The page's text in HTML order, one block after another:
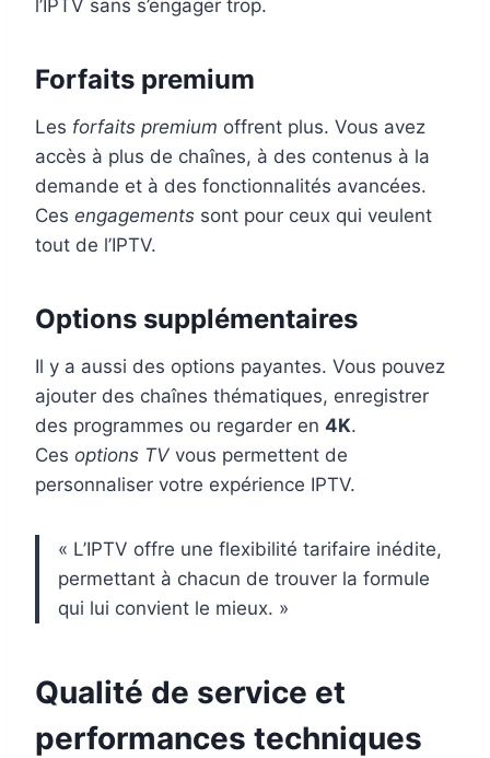
l’IPTV sans s’engager trop.
Forfaits premium
Les forfaits premium offrent plus. Vous avez
accès à plus de chaînes, à des contenus à la
demande et à des fonctionnalités avancées.
Ces engagements sont pour ceux qui veulent
tout de l’IPTV.
Options supplémentaires
Il y a aussi des options payantes. Vous pouvez
ajouter des chaînes thématiques, enregistrer
des programmes ou regarder en 4K.
Ces options TV vous permettent de
personnaliser votre expérience IPTV.
« L’IPTV offre une flexibilité tarifaire inédite,
permettant à chacun de trouver la formule
qui lui convient le mieux. »
Qualité de service et
performances techniques